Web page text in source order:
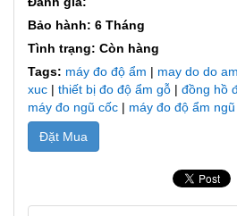
Bảo hành: 6 Tháng
Tình trạng: Còn hàng
Tags: máy đo độ ẩm | may do do
xuc | thiết bị đo độ ẩm gỗ | đồng hồ
máy đo ngũ cốc | máy đo độ ẩm
Đặt Mua